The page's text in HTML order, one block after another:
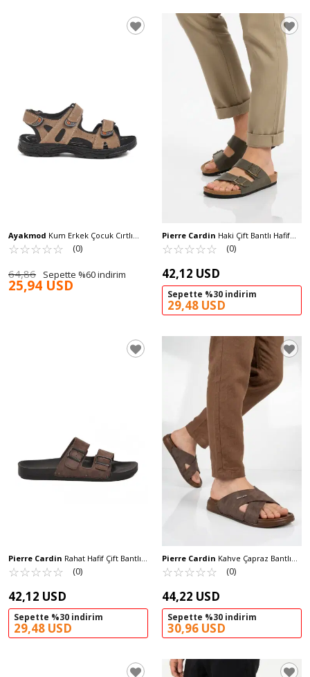
Ayakmod Kum Erkek Çocuk Cırtlı
Spor Sandalet 1305 G
☆☆☆☆☆
★★★★★ (0)
64,86 Sepette %60 indirim
25,94 USD
Pierre Cardin Haki Çift Bantlı Hafif
Günlük Erkek Terlik PC-7543 M
☆☆☆☆☆
★★★★★ (0)
42,12 USD
Sepette %30 indirim
29,48 USD
Pierre Cardin Rahat Hafif Çift Bantlı
Hafif Deri Erkek Terlik PC-7038 M
☆☆☆☆☆
★★★★★ (0)
42,12 USD
Sepette %30 indirim
29,48 USD
Pierre Cardin Kahve Çapraz Bantlı
Hafif Erkek Terlik PC-7412 M
☆☆☆☆☆
★★★★★ (0)
44,22 USD
Sepette %30 indirim
30,96 USD